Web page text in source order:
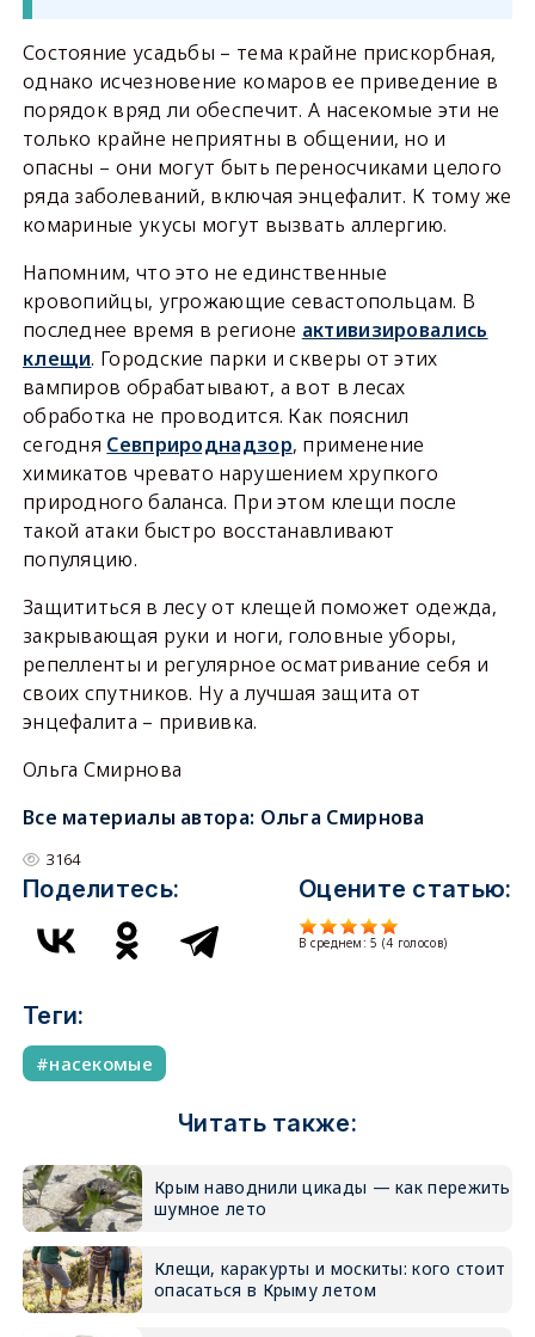
Состояние усадьбы – тема крайне прискорбная,
однако исчезновение комаров ее приведение в
порядок вряд ли обеспечит. А насекомые эти не
только крайне неприятны в общении, но и
опасны – они могут быть переносчиками целого
ряда заболеваний, включая энцефалит. К тому же
комариные укусы могут вызвать аллергию.
Напомним, что это не единственные
кровопийцы, угрожающие севастопольцам. В
последнее время в регионе активизировались
клещи. Городские парки и скверы от этих
вампиров обрабатывают, а вот в лесах
обработка не проводится. Как пояснил
сегодня Севприроднадзор, применение
химикатов чревато нарушением хрупкого
природного баланса. При этом клещи после
такой атаки быстро восстанавливают
популяцию.
Защититься в лесу от клещей поможет одежда,
закрывающая руки и ноги, головные уборы,
репелленты и регулярное осматривание себя и
своих спутников. Ну а лучшая защита от
энцефалита – прививка.
Ольга Смирнова
Все материалы автора: Ольга Смирнова
3164
Поделитесь: Оцените статью:
В среднем:5 (4 голосов)
Теги:
насекомые
Читать также:
Крым наводнили цикады — как пережить
шумное лето
Клещи, каракурты и москиты: кого стоит
опасаться в Крыму летом